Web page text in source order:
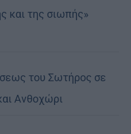
και της σιωπής»
του Σωτήρος σε
Ανθοχώρι